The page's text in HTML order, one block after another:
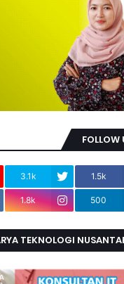
FOLLOW
1.5k
3.1k
500
1.8k
TEKNOLOGI